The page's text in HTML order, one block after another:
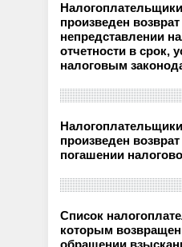
произведен
непредставлении
отчетности в срок,
налоговым
произведен
погашении
Список
которым
обращении